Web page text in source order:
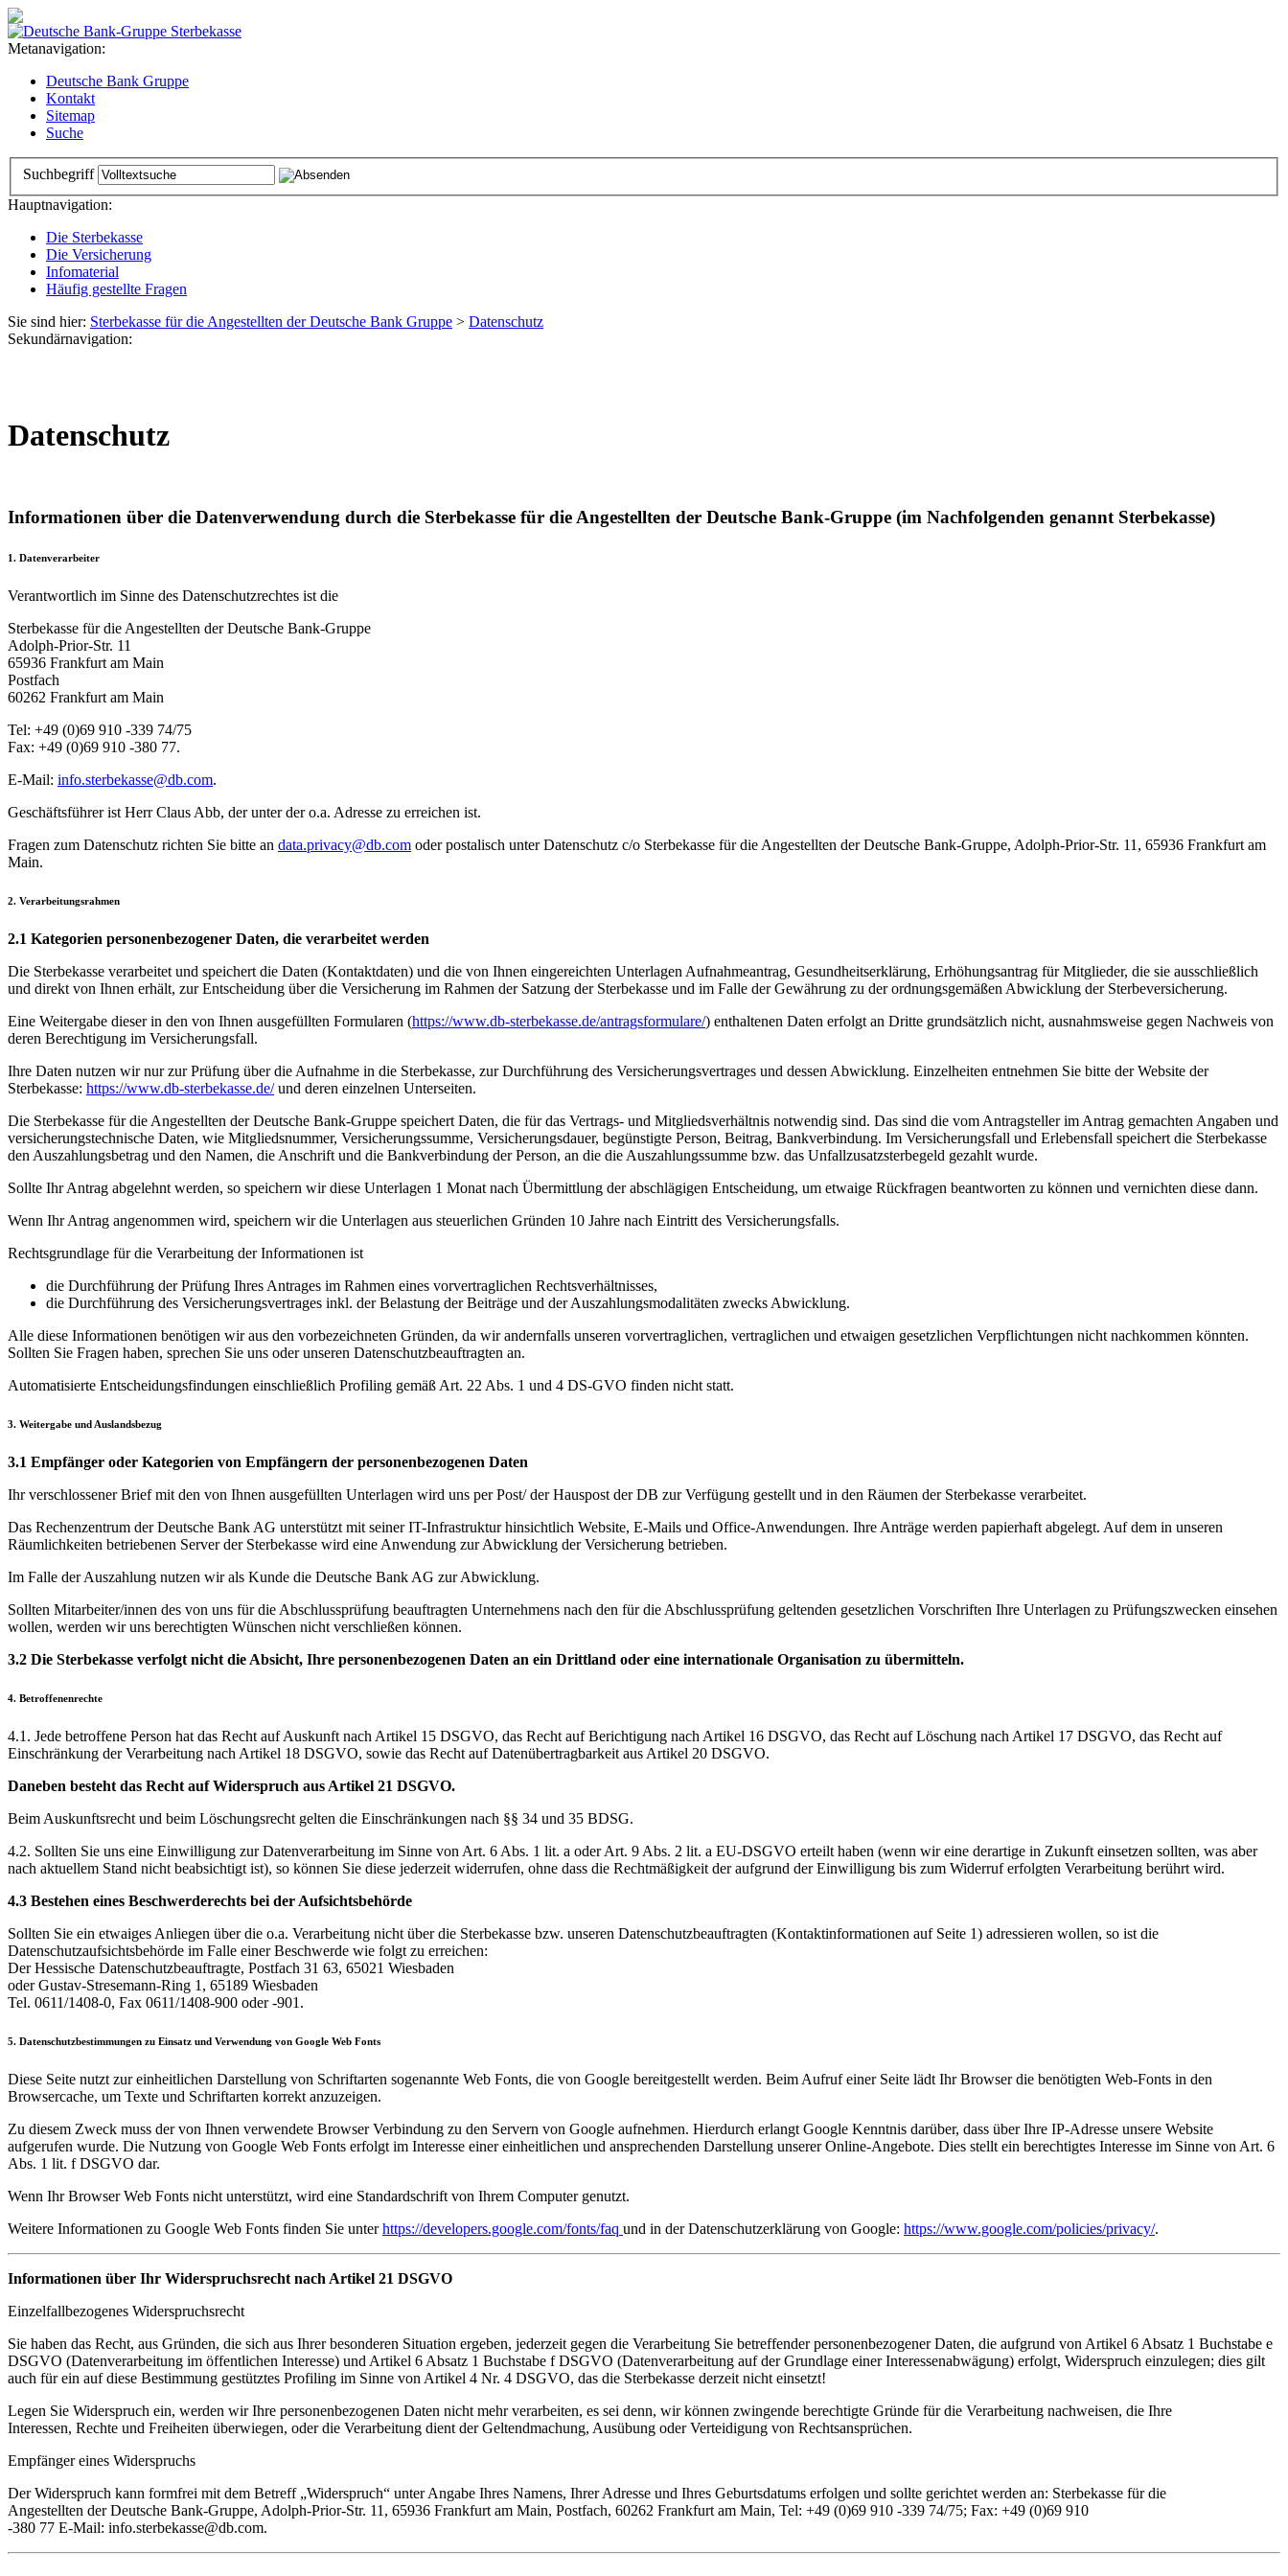
Metanavigation:
Deutsche Bank Gruppe
Kontakt
Sitemap
Suche
Suchbegriff
Hauptnavigation:
Die Sterbekasse
Die Versicherung
Infomaterial
Häufig gestellte Fragen
Sie sind hier: Sterbekasse für die Angestellten der Deutsche Bank Gruppe > Datenschutz
Sekundärnavigation:
Datenschutz
Informationen über die Datenverwendung durch die Sterbekasse für die Angestellten der Deutsche Bank-Gruppe (im Nachfolgenden genannt Sterbekasse)
1. Datenverarbeiter
Verantwortlich im Sinne des Datenschutzrechtes ist die
Sterbekasse für die Angestellten der Deutsche Bank-Gruppe
Adolph-Prior-Str. 11
65936 Frankfurt am Main
Postfach
60262 Frankfurt am Main
Tel: +49 (0)69 910 -339 74/75
Fax: +49 (0)69 910 -380 77.
E-Mail: info.sterbekasse@db.com.
Geschäftsführer ist Herr Claus Abb, der unter der o.a. Adresse zu erreichen ist.
Fragen zum Datenschutz richten Sie bitte an data.privacy@db.com oder postalisch unter Datenschutz c/o Sterbekasse für die Angestellten der Deutsche Bank-Gruppe, Adolph-Prior-Str. 11, 65936 Frankfurt am
Main.
2. Verarbeitungsrahmen
2.1 Kategorien personenbezogener Daten, die verarbeitet werden
Die Sterbekasse verarbeitet und speichert die Daten (Kontaktdaten) und die von Ihnen eingereichten Unterlagen Aufnahmeantrag, Gesundheitserklärung, Erhöhungsantrag für Mitglieder, die sie ausschließlich
und direkt von Ihnen erhält, zur Entscheidung über die Versicherung im Rahmen der Satzung der Sterbekasse und im Falle der Gewährung zu der ordnungsgemäßen Abwicklung der Sterbeversicherung.
Eine Weitergabe dieser in den von Ihnen ausgefüllten Formularen (https://www.db-sterbekasse.de/antragsformulare/) enthaltenen Daten erfolgt an Dritte grundsätzlich nicht, ausnahmsweise gegen Nachweis von
deren Berechtigung im Versicherungsfall.
Ihre Daten nutzen wir nur zur Prüfung über die Aufnahme in die Sterbekasse, zur Durchführung des Versicherungsvertrages und dessen Abwicklung. Einzelheiten entnehmen Sie bitte der Website der
Sterbekasse: https://www.db-sterbekasse.de/und deren einzelnen Unterseiten.
Die Sterbekasse für die Angestellten der Deutsche Bank-Gruppe speichert Daten, die für das Vertrags- und Mitgliedsverhältnis notwendig sind. Das sind die vom Antragsteller im Antrag gemachten Angaben und
versicherungstechnische Daten, wie Mitgliedsnummer, Versicherungssumme, Versicherungsdauer, begünstigte Person, Beitrag, Bankverbindung. Im Versicherungsfall und Erlebensfall speichert die Sterbekasse
den Auszahlungsbetrag und den Namen, die Anschrift und die Bankverbindung der Person, an die die Auszahlungssumme bzw. das Unfallzusatzsterbegeld gezahlt wurde.
Sollte Ihr Antrag abgelehnt werden, so speichern wir diese Unterlagen 1 Monat nach Übermittlung der abschlägigen Entscheidung, um etwaige Rückfragen beantworten zu können und vernichten diese dann.
Wenn Ihr Antrag angenommen wird, speichern wir die Unterlagen aus steuerlichen Gründen 10 Jahre nach Eintritt des Versicherungsfalls.
Rechtsgrundlage für die Verarbeitung der Informationen ist
die Durchführung der Prüfung Ihres Antrages im Rahmen eines vorvertraglichen Rechtsverhältnisses,
die Durchführung des Versicherungsvertrages inkl. der Belastung der Beiträge und der Auszahlungsmodalitäten zwecks Abwicklung.
Alle diese Informationen benötigen wir aus den vorbezeichneten Gründen, da wir andernfalls unseren vorvertraglichen, vertraglichen und etwaigen gesetzlichen Verpflichtungen nicht nachkommen könnten.
Sollten Sie Fragen haben, sprechen Sie uns oder unseren Datenschutzbeauftragten an.
Automatisierte Entscheidungsfindungen einschließlich Profiling gemäß Art. 22 Abs. 1 und 4 DS-GVO finden nicht statt.
3. Weitergabe und Auslandsbezug
3.1 Empfänger oder Kategorien von Empfängern der personenbezogenen Daten
Ihr verschlossener Brief mit den von Ihnen ausgefüllten Unterlagen wird uns per Post/ der Hauspost der DB zur Verfügung gestellt und in den Räumen der Sterbekasse verarbeitet.
Das Rechenzentrum der Deutsche Bank AG unterstützt mit seiner IT-Infrastruktur hinsichtlich Website, E-Mails und Office-Anwendungen. Ihre Anträge werden papierhaft abgelegt. Auf dem in unseren
Räumlichkeiten betriebenen Server der Sterbekasse wird eine Anwendung zur Abwicklung der Versicherung betrieben.
Im Falle der Auszahlung nutzen wir als Kunde die Deutsche Bank AG zur Abwicklung.
Sollten Mitarbeiter/innen des von uns für die Abschlussprüfung beauftragten Unternehmens nach den für die Abschlussprüfung geltenden gesetzlichen Vorschriften Ihre Unterlagen zu Prüfungszwecken einsehen
wollen, werden wir uns berechtigten Wünschen nicht verschließen können.
3.2 Die Sterbekasse verfolgt nicht die Absicht, Ihre personenbezogenen Daten an ein Drittland oder eine internationale Organisation zu übermitteln.
4. Betroffenenrechte
4.1. Jede betroffene Person hat das Recht auf Auskunft nach Artikel 15 DSGVO, das Recht auf Berichtigung nach Artikel 16 DSGVO, das Recht auf Löschung nach Artikel 17 DSGVO, das Recht auf
Einschränkung der Verarbeitung nach Artikel 18 DSGVO, sowie das Recht auf Datenübertragbarkeit aus Artikel 20 DSGVO.
Daneben besteht das Recht auf Widerspruch aus Artikel 21 DSGVO.
Beim Auskunftsrecht und beim Löschungsrecht gelten die Einschränkungen nach §§ 34 und 35 BDSG.
4.2. Sollten Sie uns eine Einwilligung zur Datenverarbeitung im Sinne von Art. 6 Abs. 1 lit. a oder Art. 9 Abs. 2 lit. a EU-DSGVO erteilt haben (wenn wir eine derartige in Zukunft einsetzen sollten, was aber
nach aktuellem Stand nicht beabsichtigt ist), so können Sie diese jederzeit widerrufen, ohne dass die Rechtmäßigkeit der aufgrund der Einwilligung bis zum Widerruf erfolgten Verarbeitung berührt wird.
4.3 Bestehen eines Beschwerderechts bei der Aufsichtsbehörde
Sollten Sie ein etwaiges Anliegen über die o.a. Verarbeitung nicht über die Sterbekasse bzw. unseren Datenschutzbeauftragten (Kontaktinformationen auf Seite 1) adressieren wollen, so ist die
Datenschutzaufsichtsbehörde im Falle einer Beschwerde wie folgt zu erreichen:
Der Hessische Datenschutzbeauftragte, Postfach 31 63, 65021 Wiesbaden
oder Gustav-Stresemann-Ring 1, 65189 Wiesbaden
Tel. 0611/1408-0, Fax 0611/1408-900 oder -901.
5. Datenschutzbestimmungen zu Einsatz und Verwendung von Google Web Fonts
Diese Seite nutzt zur einheitlichen Darstellung von Schriftarten sogenannte Web Fonts, die von Google bereitgestellt werden. Beim Aufruf einer Seite lädt Ihr Browser die benötigten Web-Fonts in den
Browsercache, um Texte und Schriftarten korrekt anzuzeigen.
Zu diesem Zweck muss der von Ihnen verwendete Browser Verbindung zu den Servern von Google aufnehmen. Hierdurch erlangt Google Kenntnis darüber, dass über Ihre IP-Adresse unsere Website
aufgerufen wurde. Die Nutzung von Google Web Fonts erfolgt im Interesse einer einheitlichen und ansprechenden Darstellung unserer Online-Angebote. Dies stellt ein berechtigtes Interesse im Sinne von Art. 6
Abs. 1 lit. f DSGVO dar.
Wenn Ihr Browser Web Fonts nicht unterstützt, wird eine Standardschrift von Ihrem Computer genutzt.
Weitere Informationen zu Google Web Fonts finden Sie unterhttps://developers.google.com/fonts/faq und in der Datenschutzerklärung von Google: https://www.google.com/policies/privacy/.
Informationen über Ihr Widerspruchsrecht nach Artikel 21 DSGVO
Einzelfallbezogenes Widerspruchsrecht
Sie haben das Recht, aus Gründen, die sich aus Ihrer besonderen Situation ergeben, jederzeit gegen die Verarbeitung Sie betreffender personenbezogener Daten, die aufgrund von Artikel 6 Absatz 1 Buchstabe e
DSGVO (Datenverarbeitung im öffentlichen Interesse) und Artikel 6 Absatz 1 Buchstabe f DSGVO (Datenverarbeitung auf der Grundlage einer Interessenabwägung) erfolgt, Widerspruch einzulegen; dies gilt
auch für ein auf diese Bestimmung gestütztes Profiling im Sinne von Artikel 4 Nr. 4 DSGVO, das die Sterbekasse derzeit nicht einsetzt!
Legen Sie Widerspruch ein, werden wir Ihre personenbezogenen Daten nicht mehr verarbeiten, es sei denn, wir können zwingende berechtigte Gründe für die Verarbeitung nachweisen, die Ihre
Interessen, Rechte und Freiheiten überwiegen, oder die Verarbeitung dient der Geltendmachung, Ausübung oder Verteidigung von Rechtsansprüchen.
Empfänger eines Widerspruchs
Der Widerspruch kann formfrei mit dem Betreff „Widerspruch“ unter Angabe Ihres Namens, Ihrer Adresse und Ihres Geburtsdatums erfolgen und sollte gerichtet werden an: Sterbekasse für die
Angestellten der Deutsche Bank-Gruppe, Adolph-Prior-Str. 11, 65936 Frankfurt am Main, Postfach, 60262 Frankfurt am Main, Tel: +49 (0)69 910 -339 74/75; Fax: +49 (0)69 910
-380 77 E-Mail: info.sterbekasse@db.com.